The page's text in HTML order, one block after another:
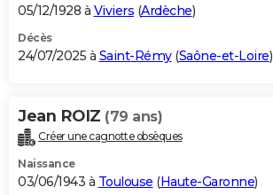
GUIDES D'ACHAT
BONS PLANS
Carte de Noël
Carte Bonne année
Carte Saint-Valentin
Carte Pâques
Carte d'anniversaire
DICTIONNAIRE
Dictionnaire
Biographies
Citations
Expressions
Proverbes
PROGRAMME TV
05/12/1928 à Viviers (Ardèche)
Décès
24/07/2025 à Saint-Rémy(Saône-et-Loire)
Jean ROIZ (79 ans)
Créer une cagnotte obsèques
Naissance
03/06/1943 à Toulouse (Haute-Garonne)